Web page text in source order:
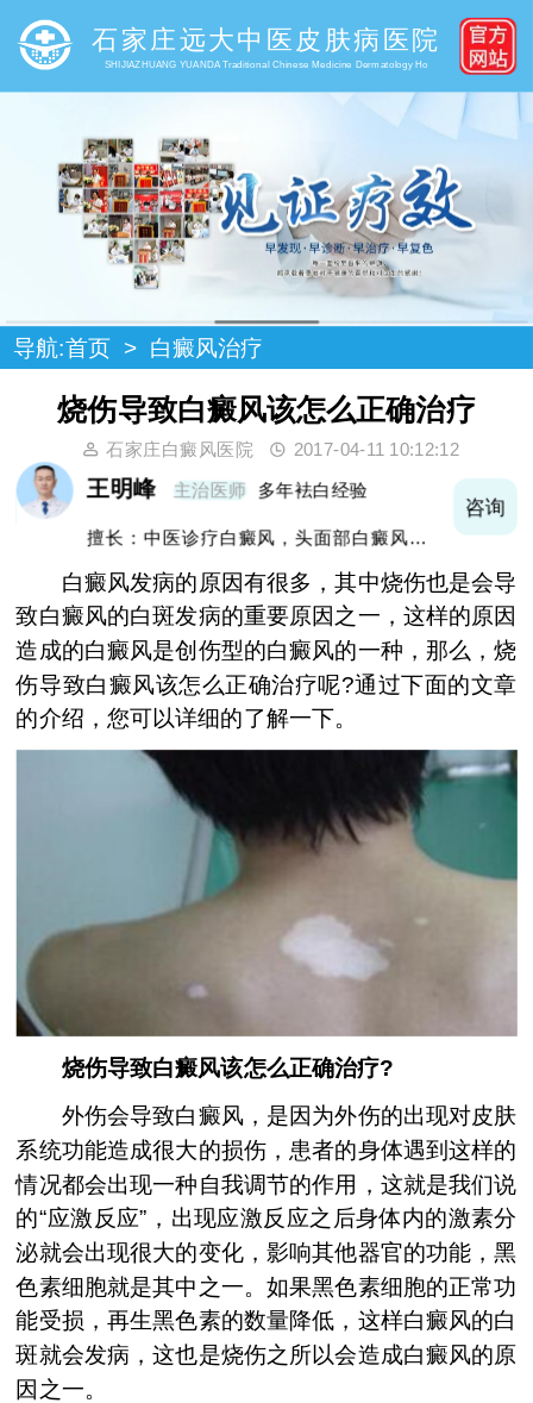
石家庄远大中医皮肤病医院
SHIJIAZHUANG YUANDA Traditional Chinese Medicine Dermatology Ho
导航:首页 > 白癜风治疗
烧伤导致白癜风该怎么正确治疗
石家庄白癜风医院 2017-04-11 10:12:12
王明峰 主治医师 多年袪白经验
擅长：中医诊疗白癜风，头面部白癜风，青
咨询
白癜风发病的原因有很多，其中烧伤也是会导
致白癜风的白斑发病的重要原因之一，这样的原因
造成的白癜风是创伤型的白癜风的一种，那么，烧
伤导致白癜风该怎么正确治疗呢?通过下面的文章
的介绍，您可以详细的了解一下。
烧伤导致白癜风该怎么正确治疗?
外伤会导致白癜风，是因为外伤的出现对皮肤
系统功能造成很大的损伤，患者的身体遇到这样的
情况都会出现一种自我调节的作用，这就是我们说
的“应激反应”，出现应激反应之后身体内的激素分
泌就会出现很大的变化，影响其他器官的功能，黑
色素细胞就是其中之一。如果黑色素细胞的正常功
能受损，再生黑色素的数量降低，这样白癜风的白
斑就会发病，这也是烧伤之所以会造成白癜风的原
因之一。